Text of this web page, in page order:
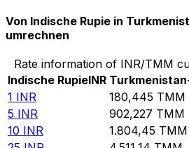
Von Indische Rupie in
umrechnen
Rate information of INR/TMM
Indische RupieINR
1 INR 180,445 TMM
5 INR 902,227 TMM
10 INR 1.804,45 TMM